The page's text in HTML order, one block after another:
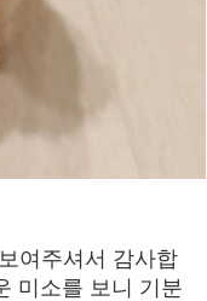
여주셔서 감사합
미소를 보니 기분